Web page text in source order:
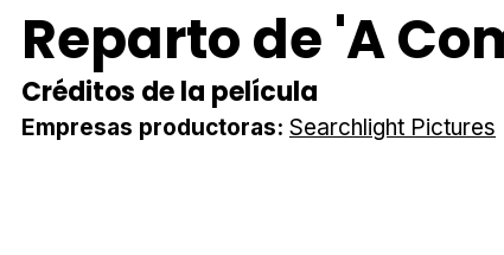
Reparto de 'A
Créditos de la película
Empresas productoras: Searchlight Pictures